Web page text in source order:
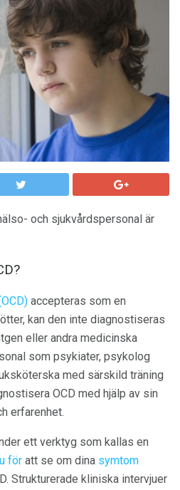
och sjukvårdspersonal är
accepteras som en
kan den inte diagnostiseras
eller andra medicinska
som psykiater, psykolog
med särskild träning
OCD med hjälp av sin
erfarenhet.
ett verktyg som kallas en
för att se om dina symtom
Strukturerade kliniska intervjuer